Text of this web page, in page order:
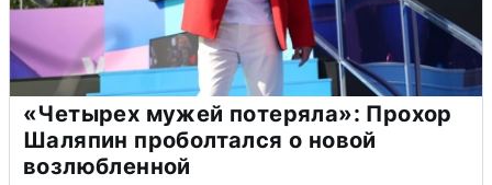
«Четырех мужей потеряла»: Прохор
Шаляпин проболтался о новой
возлюбленной